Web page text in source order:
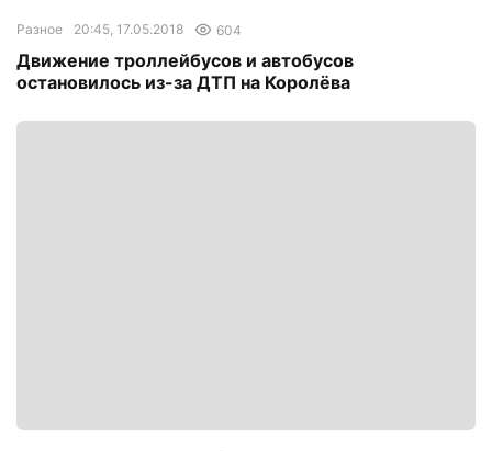
Разное 20:45, 17.05.2018 604
Движение троллейбусов и автобусов
остановилось из-за ДТП на Королёва